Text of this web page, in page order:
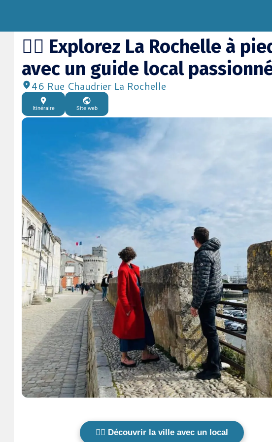
🚶‍♀️ Explorez La Rochelle à
avec un guide local
46 Rue Chaudrier La Rochelle
Itinéraire Site web
🚶‍♀️ Découvrir la ville avec un local